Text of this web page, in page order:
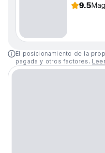
9.5
El posicionamiento de la
pagada y otros factores.